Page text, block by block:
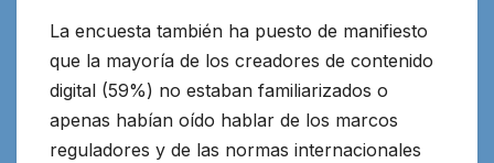
La encuesta también ha puesto de manifiesto
que la mayoría de los creadores de contenido
digital (59%) no estaban familiarizados o
apenas habían oído hablar de los marcos
reguladores y de las normas internacionales